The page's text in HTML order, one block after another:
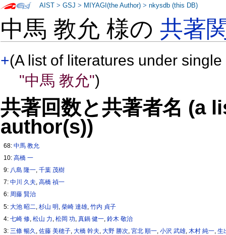
中馬 教允 様の共著
+(A list of literatures under
"中馬 教允")
共著回数と共著者名 (a
author(s))
68:中馬 教允
10:高橋 一
9: 八島 隆一,千葉 茂樹
7:中川 久夫,高橋 禎一
6: 周藤 賢治
5:大池 昭二 ,杉山 明 ,柴崎 達雄 ,竹内 貞子
4:七崎 修 ,松山 力 ,松岡 功 ,真鍋 健一 ,鈴木 敬治
3: 三條 暢久 ,佐藤 美穂子 ,大橋 幹夫 ,大野 勝次 ,宮北 順一 ,小沢 武雄 木村 純一 ,生
AIST >GSJ > MIYAGI(the Author) >nkysdb (this DB)